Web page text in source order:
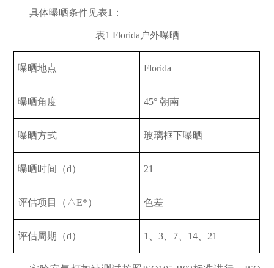
具体曝晒条件见表1 ：
表1 Florida 户外曝晒
曝晒地点 Florida
曝晒角度 45° 朝南
曝晒方式 玻璃框下曝晒
曝晒时间（d） 21
评估项目（ △E*） 色差
评估周期（d） 1、3、7、14、21